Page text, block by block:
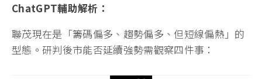
ChatGPT輔助解析：
聯茂現在是「籌碼偏多、趨勢偏多、但短線偏熱」的
型態。研判後市能否延續強勢需觀察四件事：